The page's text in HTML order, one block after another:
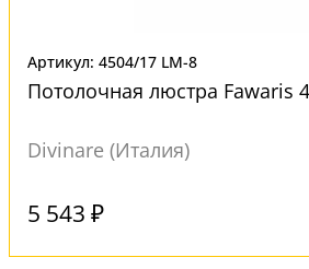
Артикул: 4504/17 LM-8
Потолочная люстра Fawaris
Divinare (Италия)
5 543 ₽